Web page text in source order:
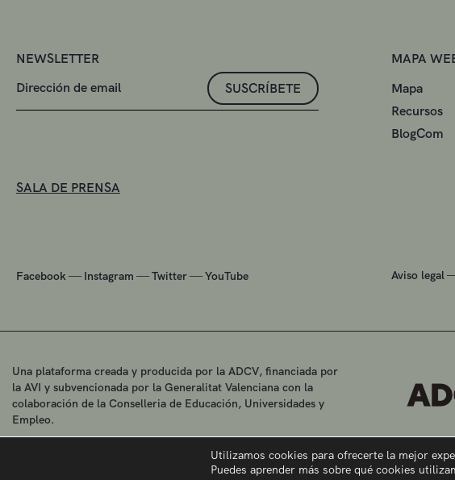
NEWSLETTER
SUSCRÍBETE
SALA DE PRENSA
Facebook — Instagram —Twitter—YouTube
MAPA
Mapa
Recursos
BlogCom
Aviso legal
Una plataforma creada y producida por la ADCV, financiada por
la AVI y subvencionada por la Generalitat Valenciana con la
colaboración de la Conselleria de Educación, Universidades y
Empleo.
Utilizamos cookies para ofrecerte la mejor
Puedes aprender más sobre qué cookies